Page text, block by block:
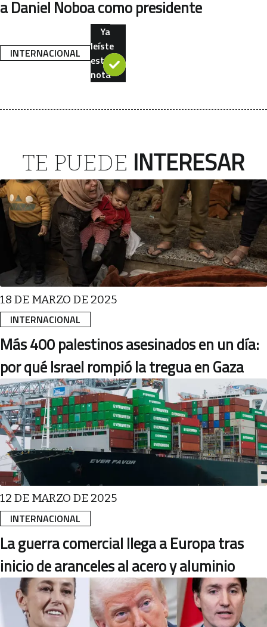
INTERNACIONAL
Ya
leíste
esta
nota
a Daniel Noboa como presidente
TE PUEDE INTERESAR
INTERNACIONAL
18 DE MARZO DE 2025
Más 400 palestinos asesinados en un día:
por qué Israel rompió la tregua en Gaza
INTERNACIONAL
12 DE MARZO DE 2025
La guerra comercial llega a Europa tras
inicio de aranceles al acero y aluminio